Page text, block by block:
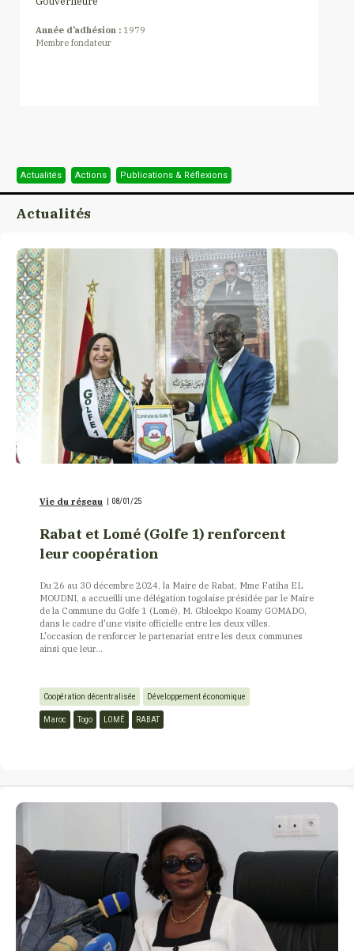
Année d’adhésion : 1979
Membre fondateur
Actualités Actions Publications & Réflexions
Actualités
Vie du réseau 08/01/25
Rabat et Lomé (Golfe 1) renforcent
leur coopération
Du 26 au 30 décembre 2024, la Maire de Rabat, Mme Fatiha EL
MOUDNI, a accueilli une délégation togolaise présidée par le Maire
de la Commune du Golfe 1 (Lomé), M. Gbloekpo Koamy GOMADO,
dans le cadre d'une visite officielle entre les deux villes.
L'occasion de renforcer le partenariat entre les deux communes
ainsi que leur...
Coopération décentralisée Développement économique
Maroc Togo LOMÉ RABAT